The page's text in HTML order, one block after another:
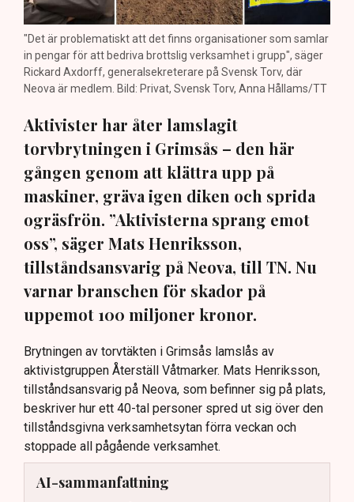
"Det är problematiskt att det finns organisationer som samlar
in pengar för att bedriva brottslig verksamhet i grupp", säger
Rickard Axdorff, generalsekreterare på Svensk Torv, där
Neova är medlem. Bild: Privat, Svensk Torv, Anna Hållams/TT
Aktivister har åter lamslagit
torvbrytningen i Grimsås – den här
gången genom att klättra upp på
maskiner, gräva igen diken och sprida
ogräsfrön. ”Aktivisterna sprang emot
oss”, säger Mats Henriksson,
tillståndsansvarig på Neova, till TN. Nu
varnar branschen för skador på
uppemot 100 miljoner kronor.
Brytningen av torvtäkten i Grimsås lamslås av
aktivistgruppen Återställ Våtmarker. Mats Henriksson,
tillståndsansvarig på Neova, som befinner sig på plats,
beskriver hur ett 40-tal personer spred ut sig över den
tillståndsgivna verksamhetsytan förra veckan och
stoppade all pågående verksamhet.
AI-sammanfattning